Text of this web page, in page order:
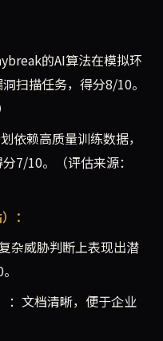
的AI算法在模拟环
扫描任务，得分8/10。
依赖高质量训练数据，
7/10。（评估来源：
：
杂威胁判断上表现出潜
文档清晰，便于企业